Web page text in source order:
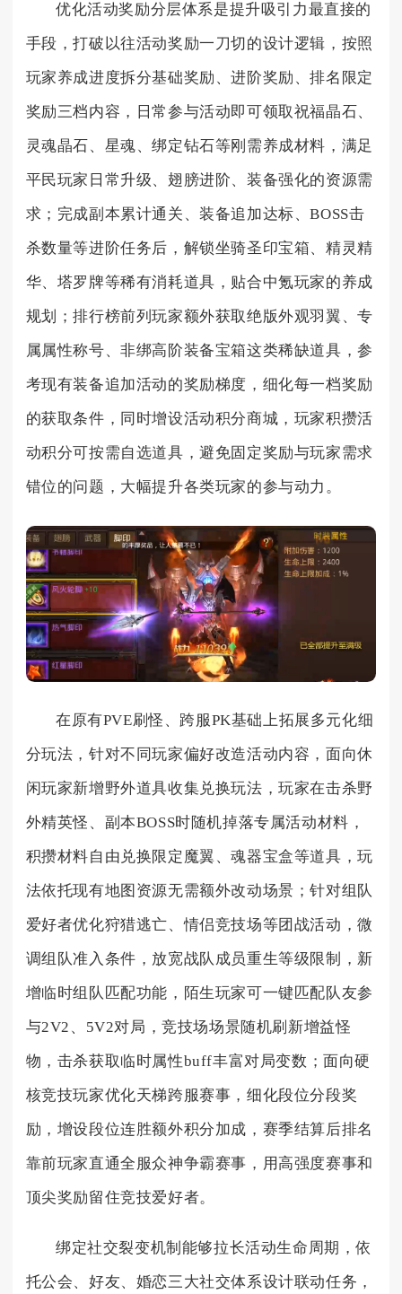
优化活动奖励分层体系是提升吸引力最直接的
手段，打破以往活动奖励一刀切的设计逻辑，按照
玩家养成进度拆分基础奖励、进阶奖励、排名限定
奖励三档内容，日常参与活动即可领取祝福晶石、
灵魂晶石、星魂、绑定钻石等刚需养成材料，满足
平民玩家日常升级、翅膀进阶、装备强化的资源需
求；完成副本累计通关、装备追加达标、BOSS击
杀数量等进阶任务后，解锁坐骑圣印宝箱、精灵精
华、塔罗牌等稀有消耗道具，贴合中氪玩家的养成
规划；排行榜前列玩家额外获取绝版外观羽翼、专
属属性称号、非绑高阶装备宝箱这类稀缺道具，参
考现有装备追加活动的奖励梯度，细化每一档奖励
的获取条件，同时增设活动积分商城，玩家积攒活
动积分可按需自选道具，避免固定奖励与玩家需求
错位的问题，大幅提升各类玩家的参与动力。
在原有PVE刷怪、跨服PK基础上拓展多元化细
分玩法，针对不同玩家偏好改造活动内容，面向休
闲玩家新增野外道具收集兑换玩法，玩家在击杀野
外精英怪、副本BOSS时随机掉落专属活动材料，
积攒材料自由兑换限定魔翼、魂器宝盒等道具，玩
法依托现有地图资源无需额外改动场景；针对组队
爱好者优化狩猎逃亡、情侣竞技场等团战活动，微
调组队准入条件，放宽战队成员重生等级限制，新
增临时组队匹配功能，陌生玩家可一键匹配队友参
与2V2、5V2对局，竞技场场景随机刷新增益怪
物，击杀获取临时属性buff丰富对局变数；面向硬
核竞技玩家优化天梯跨服赛事，细化段位分段奖
励，增设段位连胜额外积分加成，赛季结算后排名
靠前玩家直通全服众神争霸赛事，用高强度赛事和
顶尖奖励留住竞技爱好者。
绑定社交裂变机制能够拉长活动生命周期，依
托公会、好友、婚恋三大社交体系设计联动任务，